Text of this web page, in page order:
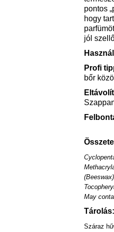
pontos
hogy
jól
Profi
bőr
May
Tárolás:
Száraz